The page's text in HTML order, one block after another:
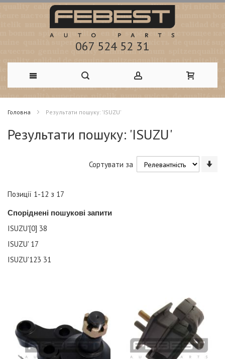
067 524 52 31
Skip
to
Content
Головна Результати пошуку: 'ISUZU'
Результати пошуку: 'ISUZU'
Позиції 1-12 з 17
Сортувати за
Споріднені пошукові запити
ISUZU'[0] 38
ISUZU' 17
ISUZU'123 31